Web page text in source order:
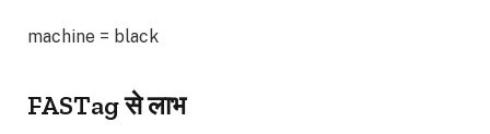
machine = black
FASTag से लाभ